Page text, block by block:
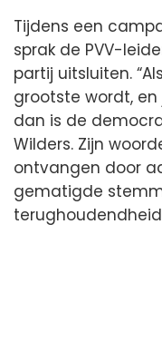
Tijdens een
sprak de PVV-
partij uitsluiten.
grootste wordt,
dan is de
Wilders. Zijn
ontvangen door
gematigde